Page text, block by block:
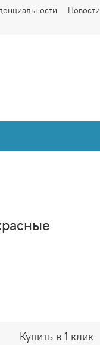
Новости
Купить в 1 клик